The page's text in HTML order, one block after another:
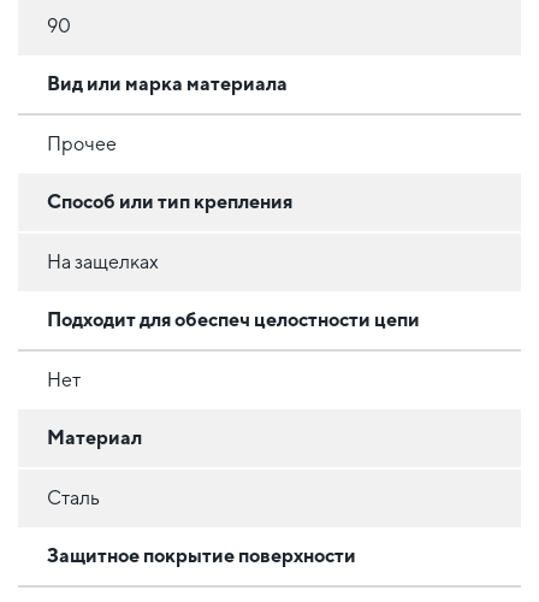
90
Вид или марка материала
Прочее
Способ или тип крепления
На защелках
Подходит для обеспеч целостности цепи
Нет
Материал
Сталь
Защитное покрытие поверхности